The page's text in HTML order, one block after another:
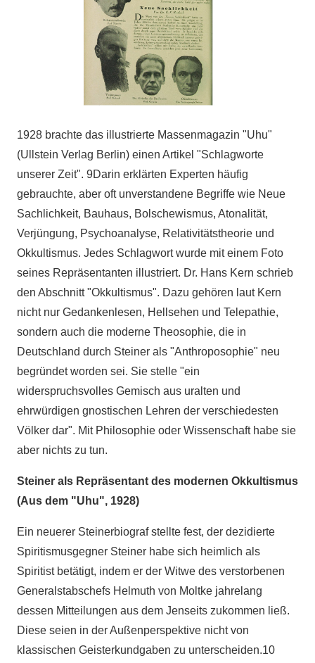
1928 brachte das illustrierte Massenmagazin "Uhu"
(Ullstein Verlag Berlin) einen Artikel "Schlagworte
unserer Zeit". 9Darin erklärten Experten häufig
gebrauchte, aber oft unverstandene Begriffe wie Neue
Sachlichkeit, Bauhaus, Bolschewismus, Atonalität,
Verjüngung, Psychoanalyse, Relativitätstheorie und
Okkultismus. Jedes Schlagwort wurde mit einem Foto
seines Repräsentanten illustriert. Dr. Hans Kern schrieb
den Abschnitt "Okkultismus". Dazu gehören laut Kern
nicht nur Gedankenlesen, Hellsehen und Telepathie,
sondern auch die moderne Theosophie, die in
Deutschland durch Steiner als "Anthroposophie" neu
begründet worden sei. Sie stelle "ein
widerspruchsvolles Gemisch aus uralten und
ehrwürdigen gnostischen Lehren der verschiedesten
Völker dar". Mit Philosophie oder Wissenschaft habe sie
aber nichts zu tun.
Steiner als Repräsentant des modernen Okkultismus
(Aus dem "Uhu", 1928)
Ein neuerer Steinerbiograf stellte fest, der dezidierte
Spiritismusgegner Steiner habe sich heimlich als
Spiritist betätigt, indem er der Witwe des verstorbenen
Generalstabschefs Helmuth von Moltke jahrelang
dessen Mitteilungen aus dem Jenseits zukommen ließ.
Diese seien in der Außenperspektive nicht von
klassischen Geisterkundgaben zu unterscheiden.10